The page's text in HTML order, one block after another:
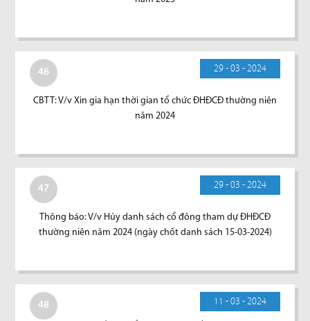
46 29 - 03 - 2024
CBTT: V/v Xin gia hạn thời gian tổ chức ĐHĐCĐ thường niên
năm 2024
47 29 - 03 - 2024
Thông báo: V/v Hủy danh sách cổ đông tham dự ĐHĐCĐ
thường niên năm 2024 (ngày chốt danh sách 15-03-2024)
48 11 - 03 - 2024